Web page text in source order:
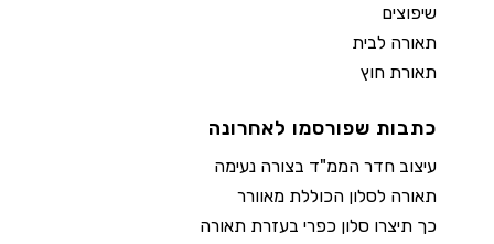
שיפוצים
תאורה לבית
תאורת חוץ
כתבות שפורסמו לאחרונה
עיצוב חדר הממ"ד בצורה נעימה
תאורה לסלון הכוללת מאוורר
כך תיצרו סלון כפרי בעזרת תאורה